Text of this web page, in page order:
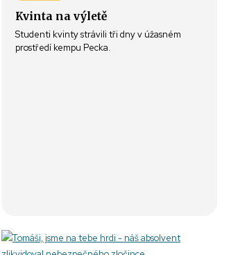
Kvinta na výletě
Studenti kvinty strávili tři dny v úžasném
prostředí kempu Pecka.